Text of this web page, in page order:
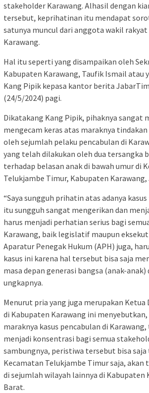
stakeholder Karawang. Alhasil dengan
tersebut, keprihatinan itu mendapat
satunya muncul dari anggota wakil
Karawang.
Hal itu seperti yang disampaikan oleh
Kabupaten Karawang, Taufik Ismail atau
Kang Pipik kepasa kantor berita
(24/5/2024) pagi.
Dikatakang Kang Pipik, pihaknya sangat
mengecam keras atas maraknya
oleh sejumlah pelaku pencabulan di
yang telah dilakukan oleh dua tersangka
terhadap belasan anak di bawah umur di
Telukjambe Timur, Kabupaten Karawang,
“Saya sungguh prihatin atas adanya
itu sungguh sangat mengerikan dan
harus menjadi perhatian serius bagi
Karawang, baik legislatif maupun
Aparatur Penegak Hukum (APH) juga,
kasus ini karena hal tersebut bisa saja
masa depan generasi bangsa (anak-anak)
ungkapnya.
Menurut pria yang juga merupakan Ketua
di Kabupaten Karawang ini menyebutkan,
maraknya kasus pencabulan di
menjadi konsentrasi bagi semua
sambungnya, peristiwa tersebut bisa
Kecamatan Telukjambe Timur saja, akan
di sejumlah wilayah lainnya di Kabupaten
Barat.